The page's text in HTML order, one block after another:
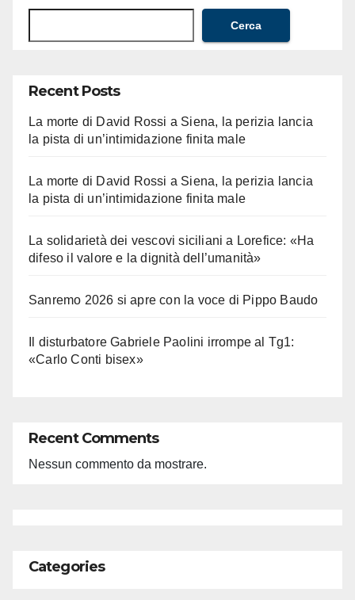
Cerca
Recent Posts
La morte di David Rossi a Siena, la perizia lancia
la pista di un’intimidazione finita male
La morte di David Rossi a Siena, la perizia lancia
la pista di un’intimidazione finita male
La solidarietà dei vescovi siciliani a Lorefice: «Ha
difeso il valore e la dignità dell’umanità»
Sanremo 2026 si apre con la voce di Pippo Baudo
Il disturbatore Gabriele Paolini irrompe al Tg1:
«Carlo Conti bisex»
Recent Comments
Nessun commento da mostrare.
Categories